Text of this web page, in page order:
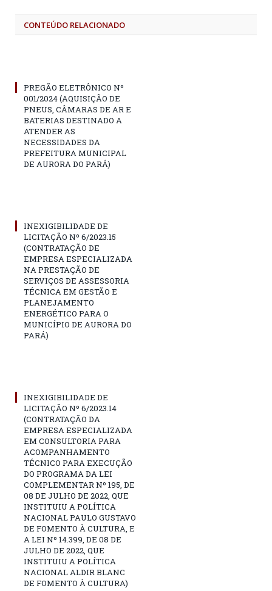
CONTEÚDO RELACIONADO
PREGÃO ELETRÔNICO Nº
001/2024 (AQUISIÇÃO DE
PNEUS, CÂMARAS DE AR E
BATERIAS DESTINADO A
ATENDER AS
NECESSIDADES DA
PREFEITURA MUNICIPAL
DE AURORA DO PARÁ)
INEXIGIBILIDADE DE
LICITAÇÃO Nº 6/2023.15
(CONTRATAÇÃO DE
EMPRESA ESPECIALIZADA
NA PRESTAÇÃO DE
SERVIÇOS DE ASSESSORIA
TÉCNICA EM GESTÃO E
PLANEJAMENTO
ENERGÉTICO PARA O
MUNICÍPIO DE AURORA DO
PARÁ)
INEXIGIBILIDADE DE
LICITAÇÃO Nº 6/2023.14
(CONTRATAÇÃO DA
EMPRESA ESPECIALIZADA
EM CONSULTORIA PARA
ACOMPANHAMENTO
TÉCNICO PARA EXECUÇÃO
DO PROGRAMA DA LEI
COMPLEMENTAR Nº 195, DE
08 DE JULHO DE 2022, QUE
INSTITUIU A POLÍTICA
NACIONAL PAULO GUSTAVO
DE FOMENTO À CULTURA, E
A LEI Nº 14.399, DE 08 DE
JULHO DE 2022, QUE
INSTITUIU A POLÍTICA
NACIONAL ALDIR BLANC
DE FOMENTO À CULTURA)